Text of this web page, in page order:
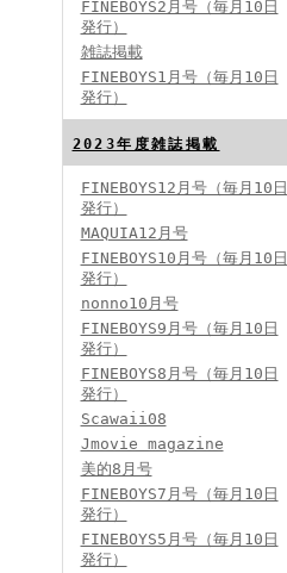
FINEBOYS2024年2月号
2024分バックナンバー
2023分バックナンバー
2022年分バックナンバー
2019年分バックナンバー
2018年分バックナンバー
2017年分バックナンバー
2016年分バックナンバー
2014年分バックナンバー
FINEBOYS2月号（毎月10日
発行）
雑誌掲載
FINEBOYS1月号（毎月10日
発行）
2023年度雑誌掲載
FINEBOYS12月号（毎月10日
発行）
MAQUIA12月号
FINEBOYS10月号（毎月10日
発行）
nonno10月号
FINEBOYS9月号（毎月10日
発行）
FINEBOYS8月号（毎月10日
発行）
Scawaii08
Jmovie magazine
美的8月号
FINEBOYS7月号（毎月10日
発行）
FINEBOYS5月号（毎月10日
発行）